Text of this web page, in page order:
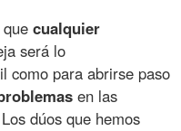
quecualquier
será lo
como para abrirse paso
en las
dúos que hemos